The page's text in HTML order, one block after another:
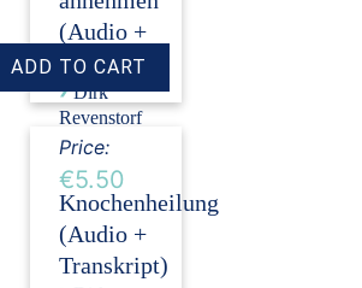
(Audio +
Transkript)
› Dirk
Revenstorf
Price:
€5.50
Knochenheilung
(Audio +
Transkript)